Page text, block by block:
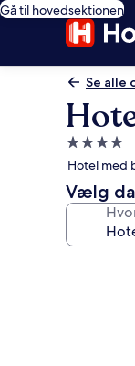
Gå til hovedsektionen
Se alle
4.0-
stjernet
Hotel med
Vælg